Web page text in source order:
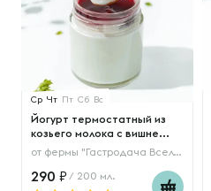
Ср Чт Пт Сб Вс
Йогурт термостатный из
козьего молока с вишне...
от фермы "Гастродача Вселуг"
290 / 200 мл.